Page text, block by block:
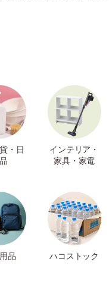
・日
インテリア・
家具・家電
品 ハコストック